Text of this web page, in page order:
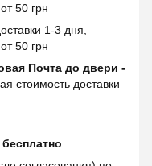
50 грн
1-3 дня,
50 грн
Почта до двери -
стоимость доставки